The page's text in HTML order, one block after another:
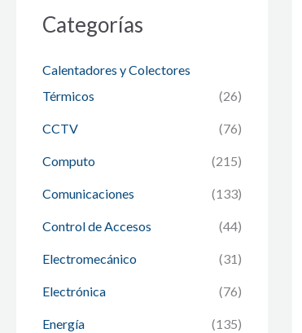
Categorías
Calentadores y Colectores
Térmicos
(26)
CCTV (76)
Computo (215)
Comunicaciones (133)
Control de Accesos (44)
Electromecánico (31)
Electrónica (76)
Energía (135)